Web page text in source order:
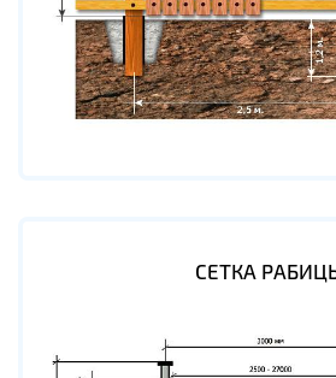
СЕТКА